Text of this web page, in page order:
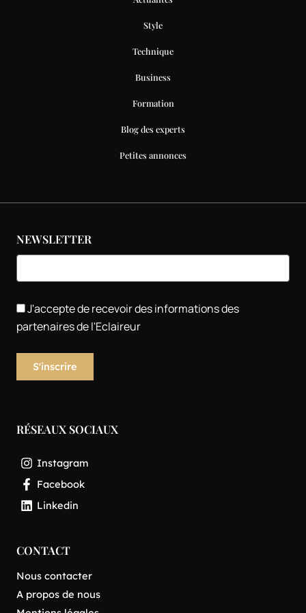
Style
Technique
Business
Formation
Blog des experts
Petites annonces
NEWSLETTER
J'accepte de recevoir des informations des
partenaires de l'Eclaireur
RÉSEAUX SOCIAUX
Instagram
Facebook
Linkedin
CONTACT
Nous contacter
A propos de nous